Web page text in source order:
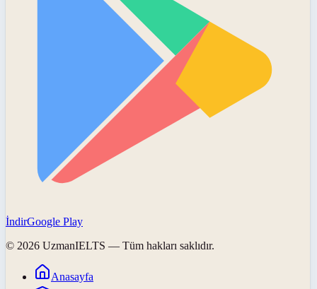
İndirGoogle Play
© 2026 UzmanIELTS — Tüm hakları saklıdır.
Anasayfa